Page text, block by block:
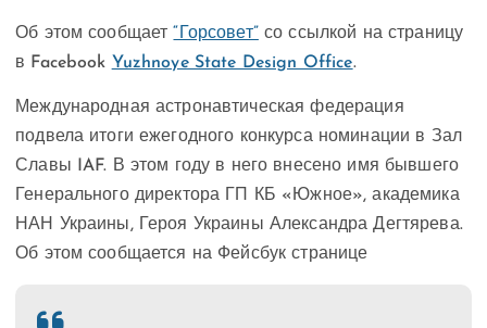
Об этом сообщает“Горсовет” со ссылкой на страницу
в Facebook Yuzhnoye State Design Office.
Международная астронавтическая федерация
подвела итоги ежегодного конкурса номинации в Зал
Славы IAF. В этом году в него внесено имя бывшего
Генерального директора ГП КБ «Южное», академика
НАН Украины, Героя Украины Александра Дегтярева.
Об этом сообщается на Фейсбук странице